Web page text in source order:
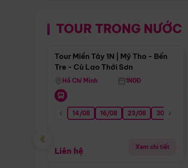
TOUR TRONG NƯỚC
Điểm nổi bật
Tour Miền Tây 1N | Mỹ Tho - Bến
Tre - Cù Lao Thới Sơn
Hồ Chí Minh 1N0Đ
14/08 16/08 23/08 30/08
Liên hệ Xem chi tiết
‹